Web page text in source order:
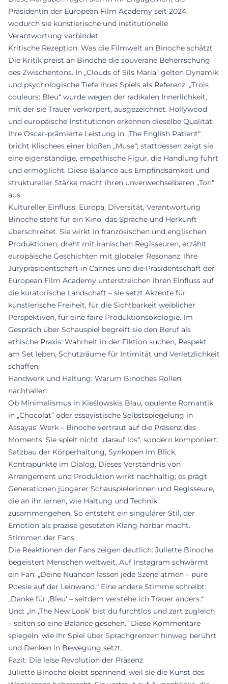
Präsidentin der European Film Academy seit 2024,
wodurch sie künstlerische und institutionelle
Verantwortung verbindet.
Kritische Rezeption: Was die Filmwelt an Binoche schätzt
Die Kritik preist an Binoche die souveräne Beherrschung
des Zwischentons. In „Clouds of Sils Maria“ gelten Dynamik
und psychologische Tiefe ihres Spiels als Referenz; „Trois
couleurs: Bleu“ wurde wegen der radikalen Innerlichkeit,
mit der sie Trauer verkörpert, ausgezeichnet. Hollywood
und europäische Institutionen erkennen dieselbe Qualität:
Ihre Oscar-prämierte Leistung in „The English Patient“
bricht Klischees einer bloßen „Muse“; stattdessen zeigt sie
eine eigenständige, empathische Figur, die Handlung führt
und ermöglicht. Diese Balance aus Empfindsamkeit und
struktureller Stärke macht ihren unverwechselbaren „Ton“
aus.
Kultureller Einfluss: Europa, Diversität, Verantwortung
Binoche steht für ein Kino, das Sprache und Herkunft
überschreitet. Sie wirkt in französischen und englischen
Produktionen, dreht mit iranischen Regisseuren, erzählt
europäische Geschichten mit globaler Resonanz. Ihre
Jurypräsidentschaft in Cannes und die Präsidentschaft der
European Film Academy unterstreichen ihren Einfluss auf
die kuratorische Landschaft – sie setzt Akzente für
künstlerische Freiheit, für die Sichtbarkeit weiblicher
Perspektiven, für eine faire Produktionsökologie. Im
Gespräch über Schauspiel begreift sie den Beruf als
ethische Praxis: Wahrheit in der Fiktion suchen, Respekt
am Set leben, Schutzräume für Intimität und Verletzlichkeit
schaffen.
Handwerk und Haltung: Warum Binoches Rollen
nachhallen
Ob Minimalismus in Kieślowskis Blau, opulente Romantik
in „Chocolat“ oder essayistische Selbstspiegelung in
Assayas’ Werk – Binoche vertraut auf die Präsenz des
Moments. Sie spielt nicht „darauf los“, sondern komponiert:
Satzbau der Körperhaltung, Synkopen im Blick,
Kontrapunkte im Dialog. Dieses Verständnis von
Arrangement und Produktion wirkt nachhaltig; es prägt
Generationen jüngerer Schauspielerinnen und Regisseure,
die an ihr lernen, wie Haltung und Technik
zusammengehen. So entsteht ein singulärer Stil, der
Emotion als präzise gesetzten Klang hörbar macht.
Stimmen der Fans
Die Reaktionen der Fans zeigen deutlich: Juliette Binoche
begeistert Menschen weltweit. Auf Instagram schwärmt
ein Fan: „Deine Nuancen lassen jede Szene atmen – pure
Poesie auf der Leinwand.“ Eine andere Stimme schreibt:
„Danke für ‚Bleu‘ – seitdem verstehe ich Trauer anders.“
Und: „In ‚The New Look‘ bist du furchtlos und zart zugleich
– selten so eine Balance gesehen.“ Diese Kommentare
spiegeln, wie ihr Spiel über Sprachgrenzen hinweg berührt
und Denken in Bewegung setzt.
Fazit: Die leise Revolution der Präsenz
Juliette Binoche bleibt spannend, weil sie die Kunst des